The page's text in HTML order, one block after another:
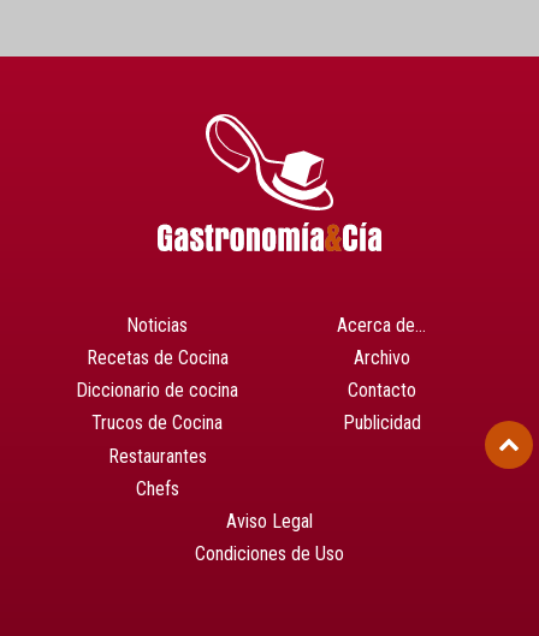
Noticias
Recetas de Cocina
Diccionario de cocina
Trucos de Cocina
Restaurantes
Chefs
Acerca de…
Archivo
Contacto
Publicidad
Aviso Legal
Condiciones de Uso